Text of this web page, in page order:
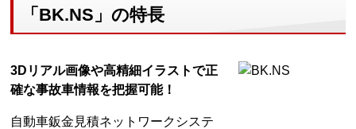
「BK.NS」の特長
3Dリアル画像や高精細イラストで正
確な事故車情報を把握可能！
自動車鈑金見積ネットワークシステ